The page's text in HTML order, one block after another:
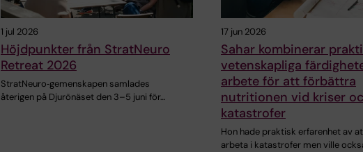
1 jul 2026
Höjdpunkter från StratNeuro
Retreat 2026
StratNeuro‑gemenskapen samlades
återigen på Djurönäset den 3–5 juni för…
17 jun 2026
Sahar kombinerar
vetenskapliga
arbete för att förbättra
nutritionen vid kriser
katastrofer
Hon hade praktisk erfarenhet av
arbeta i katastrofer men ville